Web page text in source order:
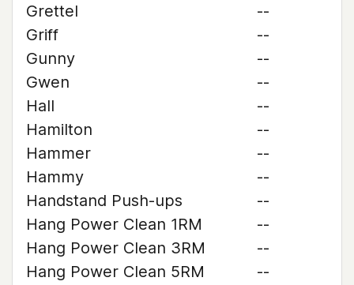
Grettel
--
Griff
--
Gunny
--
Gwen
--
Hall
--
Hamilton
--
Hammer
--
Hammy
--
Handstand Push-ups
--
Hang Power Clean 1RM
--
Hang Power Clean 3RM
--
Hang Power Clean 5RM
--